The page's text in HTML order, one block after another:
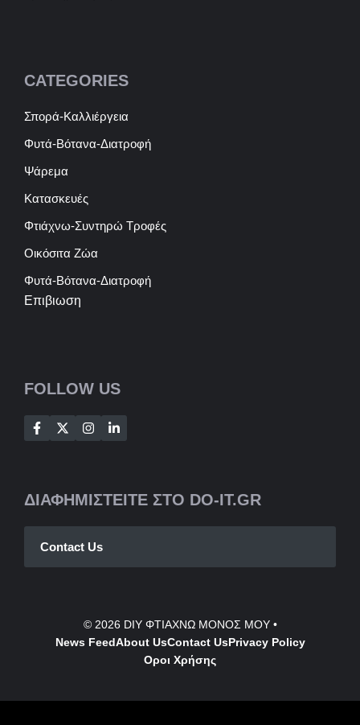
CATEGORIES
Σπορά-Καλλιέργεια
Φυτά-Βότανα-Διατροφή
Ψάρεμα
Κατασκευές
Φτιάχνω-Συντηρώ Τροφές
Οικόσιτα Ζώα
Φυτά-Βότανα-Διατροφή
Επιβιωση
FOLLOW US
ΔΙΑΦΗΜΙΣΤΕΙΤΕ ΣΤΟ DO-IT.GR
Contact Us
© 2026 DIY ΦΤΙΑΧΝΩ ΜΟΝΟΣ ΜΟΥ•
News FeedAbout UsContactUsPrivacy Policy
Οροι Χρήσης